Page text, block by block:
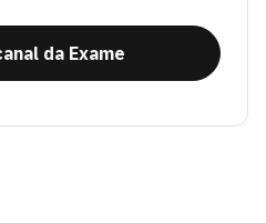
da Exame